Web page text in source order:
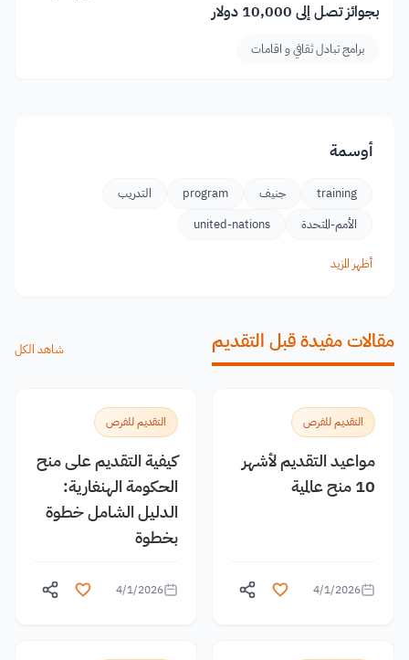
بجوائز تصل إلى 10,000 دولار
برامج تبادل ثقافي و اقامات
أوسمة
training جنيف program
التدريب
الأمم-المتحدة
united-nations
أظهر المزيد
مقالات مفيدة قبل التقديم شاهد الكل
التقديم للفرص
مواعيد التقديم لأشهر
10 منح عالمية
4/1/2026
التقديم للفرص
كيفية التقديم على منح
الحكومة الهنغارية:
الدليل الشامل خطوة
بخطوة
4/1/2026